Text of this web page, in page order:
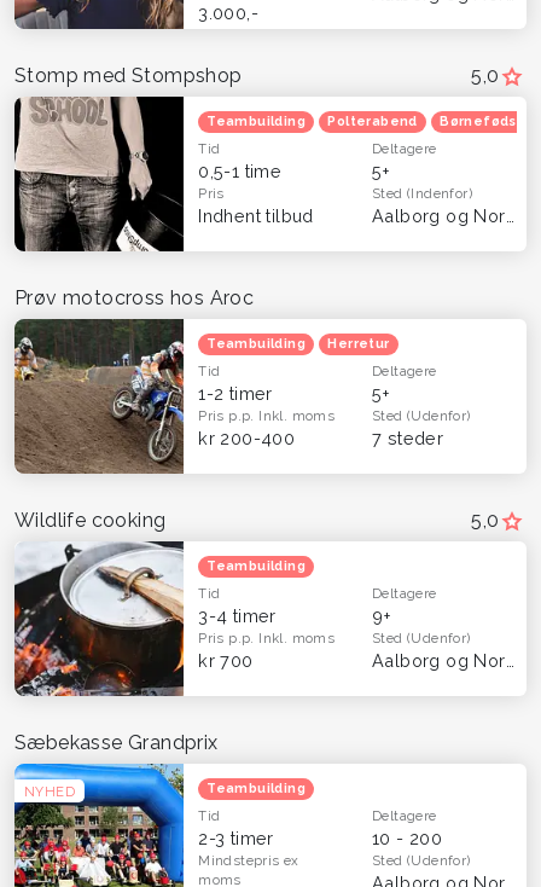
3.000,-
5,0
Stomp med Stompshop
Teambuilding Polterabend
Tid
0,5-1 time
Deltagere
5+
Pris
Indhent tilbud
Sted(Indenfor)
Prøv motocross hos Aroc
Teambuilding Herretur
Tid
1-2 timer
Deltagere
5+
Pris p.p. Inkl. moms
kr 200-400
Sted(Udenfor)
7 steder
5,0
Wildlife cooking
Teambuilding
Tid
3-4 timer
Deltagere
9+
Pris p.p. Inkl. moms
kr 700
Sted(Udenfor)
NYHED
Sæbekasse Grandprix
Teambuilding
Tid
2-3 timer
Deltagere
10 - 200
Mindstepris ex
moms
Sted(Udenfor)